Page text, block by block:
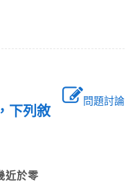
問題討論
下列敘
近於零